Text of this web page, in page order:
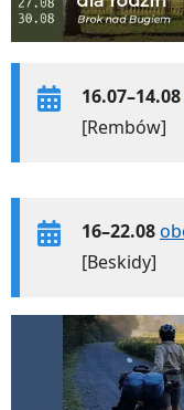
16.07–14.08
[Rembów]
16–22.08
[Beskidy]